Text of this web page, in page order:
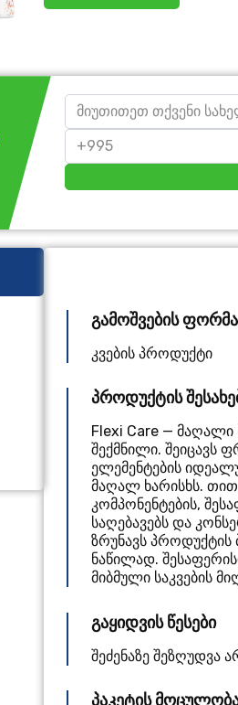
გამოშვების ფორმა
კვების პროდუქტი
პროდუქტის
Flexi Care — მაღალი
შექმნილი. შეიცავს
ელემენტების
მაღალ ხარისხს.
კომპონენტების,
საღებავებს და
ზრუნავს პროდუქტის
ნაწილად.
მიბმული საკვების
გაყიდვის წესები
შეძენაზე შეზღუდვა
პაკეტის